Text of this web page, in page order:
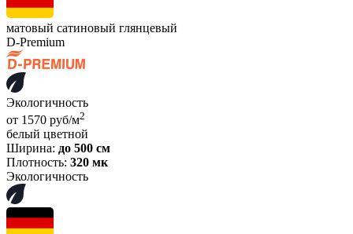
матовый сатиновый глянцевый
D-Premium
Экологичность
от 1570 руб/м2
белый цветной
Ширина: до 500 см
Плотность: 320 мк
Экологичность